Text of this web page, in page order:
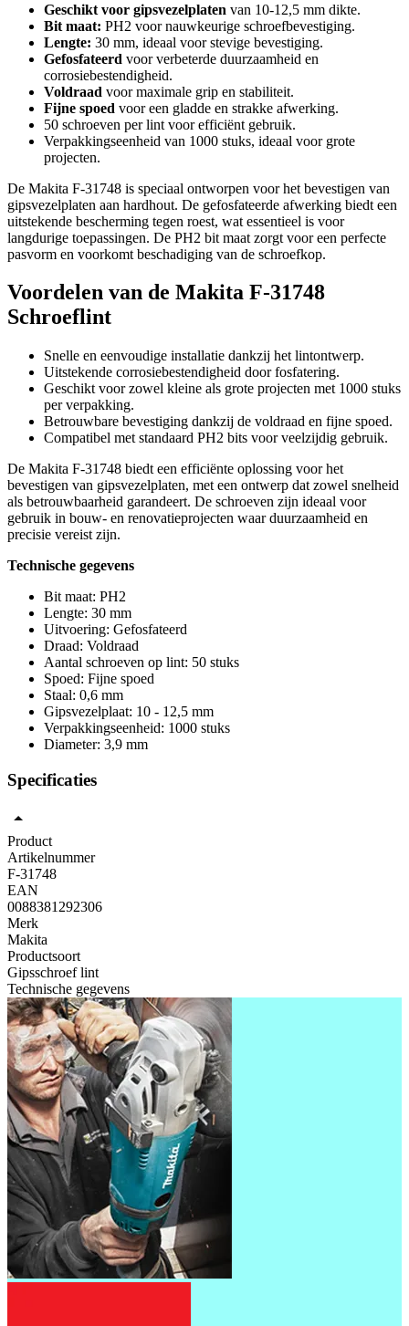
Geschikt voor gipsvezelplaten van 10-12,5 mm dikte.
Bit maat: PH2 voor nauwkeurige schroefbevestiging.
Lengte: 30 mm, ideaal voor stevige bevestiging.
Gefosfateerd voor verbeterde duurzaamheid en
corrosiebestendigheid.
Voldraad voor maximale grip en stabiliteit.
Fijne spoed voor een gladde en strakke afwerking.
50 schroeven per lint voor efficiënt gebruik.
Verpakkingseenheid van 1000 stuks, ideaal voor grote
projecten.
De Makita F-31748 is speciaal ontworpen voor het bevestigen van
gipsvezelplaten aan hardhout. De gefosfateerde afwerking biedt een
uitstekende bescherming tegen roest, wat essentieel is voor
langdurige toepassingen. De PH2 bit maat zorgt voor een perfecte
pasvorm en voorkomt beschadiging van de schroefkop.
Voordelen van de Makita F-31748
Schroeflint
Snelle en eenvoudige installatie dankzij het lintontwerp.
Uitstekende corrosiebestendigheid door fosfatering.
Geschikt voor zowel kleine als grote projecten met 1000 stuks
per verpakking.
Betrouwbare bevestiging dankzij de voldraad en fijne spoed.
Compatibel met standaard PH2 bits voor veelzijdig gebruik.
De Makita F-31748 biedt een efficiënte oplossing voor het
bevestigen van gipsvezelplaten, met een ontwerp dat zowel snelheid
als betrouwbaarheid garandeert. De schroeven zijn ideaal voor
gebruik in bouw- en renovatieprojecten waar duurzaamheid en
precisie vereist zijn.
Technische gegevens
Bit maat: PH2
Lengte: 30 mm
Uitvoering: Gefosfateerd
Draad: Voldraad
Aantal schroeven op lint: 50 stuks
Spoed: Fijne spoed
Staal: 0,6 mm
Gipsvezelplaat: 10 - 12,5 mm
Verpakkingseenheid: 1000 stuks
Diameter: 3,9 mm
Specificaties
Product
Artikelnummer
F-31748
EAN
0088381292306
Merk
Makita
Productsoort
Gipsschroef lint
Technische gegevens